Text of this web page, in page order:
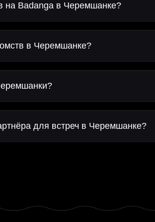
на Badanga в Черемшанке?
в Черемшанке?
для встреч в Черемшанке?